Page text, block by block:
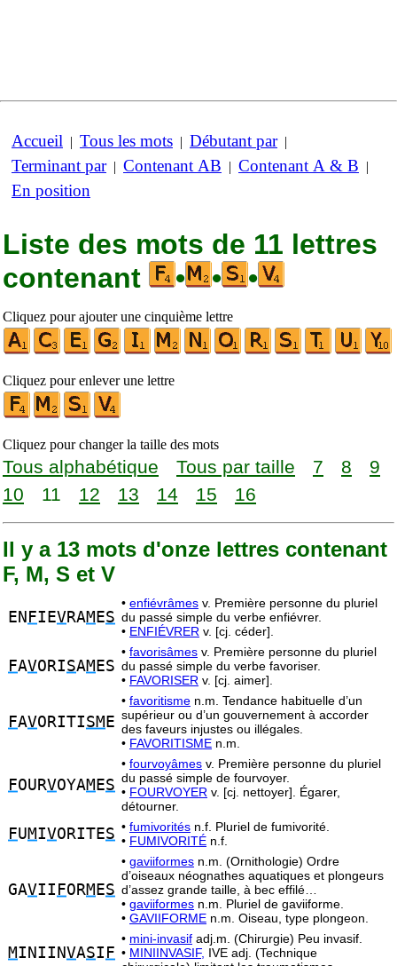
Accueil | Tous les mots | Débutant par|
Terminant par| Contenant AB | Contenant A & B |
En position
Liste des mots de 11 lettres
contenant
• • •
Cliquez pour ajouter une cinquième lettre
Cliquez pour enlever une lettre
Cliquez pour changer la taille des mots
Tous alphabétique Tous par taille 7 8
9
10
11 12 13 14 15 16
Il y a 13 mots d'onze lettres contenant
F, M, S et V
EN FIEVRAM ES
• enfiévrâmes v. Première personne du pluriel
du passé simple du verbe enfiévrer.
• ENFIÉVRER v. [cj. céder].
FAVORISAM ES
• favorisâmes v. Première personne du pluriel
du passé simple du verbe favoriser.
• FAVORISER v. [cj. aimer].
FAVORITISM E
• favoritisme n.m. Tendance habituelle d’un
supérieur ou d’un gouvernement à accorder
des faveurs injustes ou illégales.
• FAVORITISME n.m.
FOURVOYAM ES
• fourvoyâmes v. Première personne du pluriel
du passé simple de fourvoyer.
• FOURVOYER v. [cj. nettoyer]. Égarer,
détourner.
FUMIVORITES • fumivorités n.f. Pluriel de fumivorité.
• FUMIVORITÉ n.f.
GAVII FORM ES
• gaviiformes n.m. (Ornithologie) Ordre
d’oiseaux néognathes aquatiques et plongeurs
d’assez grande taille, à bec effilé…
• gaviiformes n.m. Pluriel de gaviiforme.
• GAVIIFORME n.m. Oiseau, type plongeon.
MINIINVASI F
• mini-invasif adj.m. (Chirurgie) Peu invasif.
• MINIINVASIF, IVE adj. (Technique